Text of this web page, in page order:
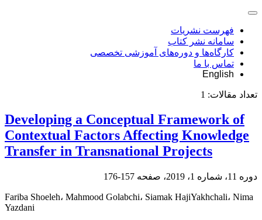
فهرست نشریات
سامانه نشر کتاب
کارگاه‌ها و دوره‌های آموزشی تخصصی
تماس با ما
English
تعداد مقالات: 1
Developing a Conceptual Framework of
Contextual Factors Affecting Knowledge
Transfer in Transnational Projects
دوره 11، شماره 1، 2019، صفحه 157-176
Fariba Shoeleh، Mahmood Golabchi، Siamak HajiYakhchali، Nima
Yazdani